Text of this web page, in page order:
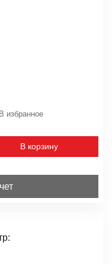
В избранное
В корзину